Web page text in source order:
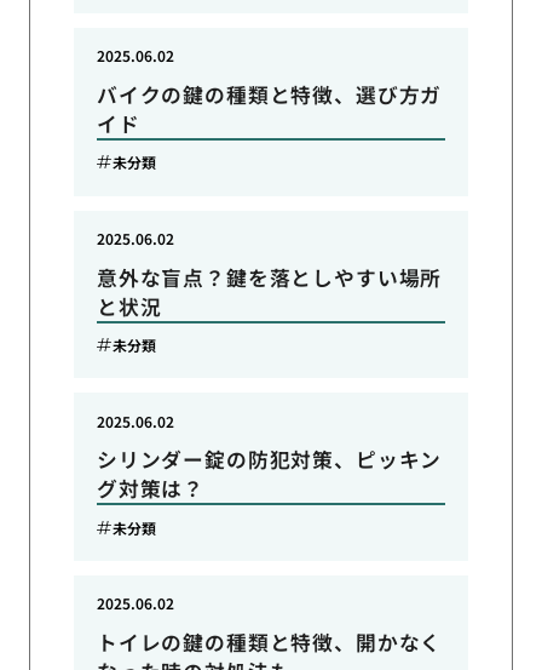
バイクの鍵の種類と特徴、選び方ガ
イド
2025.06.02
未分類
意外な盲点？鍵を落としやすい場所
と状況
2025.06.02
未分類
シリンダー錠の防犯対策、ピッキン
グ対策は？
2025.06.02
未分類
トイレの鍵の種類と特徴、開かなく
2025.06.02